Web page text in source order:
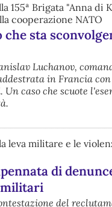
155ª Brigata "Anna di
cooperazione NATO
che sta
Luchanov,
in Francia
caso che scuote
leva militare e le
di
del